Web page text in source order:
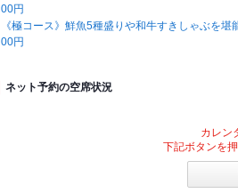
00円
《極コース》鮮魚5種盛りや和牛すきしゃぶを
00円
ネット予約の空席状況
カレン
下記ボタンを